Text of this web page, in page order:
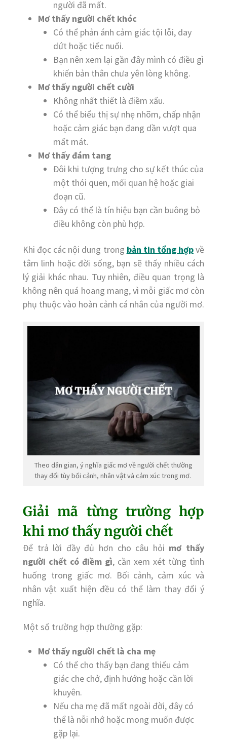
người đã mất.
Mơ thấy người chết khóc
Có thể phản ánh cảm giác tội lỗi, day
dứt hoặc tiếc nuối.
Bạn nên xem lại gần đây mình có điều gì
khiến bản thân chưa yên lòng không.
Mơ thấy người chết cười
Không nhất thiết là điềm xấu.
Có thể biểu thị sự nhẹ nhõm, chấp nhận
hoặc cảm giác bạn đang dần vượt qua
mất mát.
Mơ thấy đám tang
Đôi khi tượng trưng cho sự kết thúc của
một thói quen, mối quan hệ hoặc giai
đoạn cũ.
Đây có thể là tín hiệu bạn cần buông bỏ
điều không còn phù hợp.
Khi đọc các nội dung trong bản tin tổng hợpvề
tâm linh hoặc đời sống, bạn sẽ thấy nhiều cách
lý giải khác nhau. Tuy nhiên, điều quan trọng là
không nên quá hoang mang, vì mỗi giấc mơ còn
phụ thuộc vào hoàn cảnh cá nhân của người mơ.
Theo dân gian, ý nghĩa giấc mơ về người chết thường
thay đổi tùy bối cảnh, nhân vật và cảm xúc trong mơ.
Giải mã từng trường hợp
khi mơ thấy người chết
Để trả lời đầy đủ hơn cho câu hỏi mơ thấy
người chết có điềm gì, cần xem xét từng tình
huống trong giấc mơ. Bối cảnh, cảm xúc và
nhân vật xuất hiện đều có thể làm thay đổi ý
nghĩa.
Một số trường hợp thường gặp:
Mơ thấy người chết là cha mẹ
Có thể cho thấy bạn đang thiếu cảm
giác che chở, định hướng hoặc cần lời
khuyên.
Nếu cha mẹ đã mất ngoài đời, đây có
thể là nỗi nhớ hoặc mong muốn được
gặp lại.